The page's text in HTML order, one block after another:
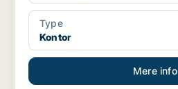
Type
Kontor
Mere info